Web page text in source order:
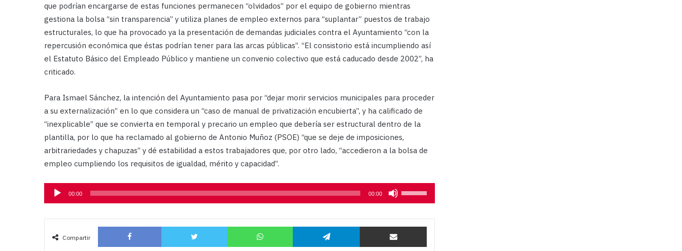
que podrían encargarse de estas funciones permanecen “olvidados” por el equipo de gobierno mientras
gestiona la bolsa “sin transparencia” y utiliza planes de empleo externos para “suplantar” puestos de trabajo
estructurales, lo que ha provocado ya la presentación de demandas judiciales contra el Ayuntamiento “con la
repercusión económica que éstas podrían tener para las arcas públicas”. “El consistorio está incumpliendo así
el Estatuto Básico del Empleado Público y mantiene un convenio colectivo que está caducado desde 2002”, ha
criticado.
Para Ismael Sánchez, la intención del Ayuntamiento pasa por “dejar morir servicios municipales para proceder
a su externalización” en lo que considera un “caso de manual de privatización encubierta”, y ha calificado de
“inexplicable” que se convierta en temporal y precario un empleo que debería ser estructural dentro de la
plantilla, por lo que ha reclamado al gobierno de Antonio Muñoz (PSOE) “que se deje de imposiciones,
arbitrariedades y chapuzas” y dé estabilidad a estos trabajadores que, por otro lado, “accedieron a la bolsa de
empleo cumpliendo los requisitos de igualdad, mérito y capacidad”.
Reproductor
de
00:00 00:00
las
de
Compartir
Facebook Twitter WhatsApp Telegram Compartir por correo